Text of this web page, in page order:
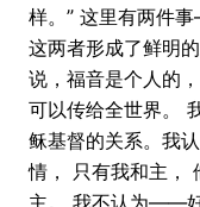
样。” 这里有两件
这两者形成了鲜明
说，福音是个人的
可以传给全世界。
稣基督的关系。我
情， 只有我和主，